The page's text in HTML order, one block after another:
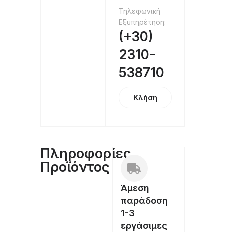
Τηλεφωνική
Εξυπηρέτηση:
(+30)
2310-
538710
Κλήση
Πληροφορίες
Προϊόντος
Άμεση
παράδοση
1-3
εργάσιμες